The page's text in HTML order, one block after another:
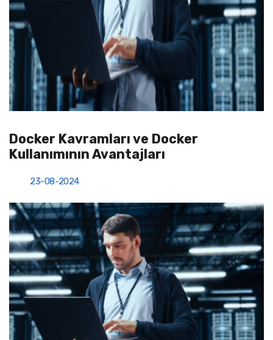
Docker Kavramları ve Docker
Kullanımının Avantajları
23-08-2024